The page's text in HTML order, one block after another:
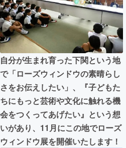
映像・映画
ビジネス・起業
まちづくり・地域活性化
CAMPFIRE for Social Good
CAMPFIREふるさと納税
自分が生まれ育った下関という地
で「ローズウィンドウの素晴らし
さをお伝えしたい」、『子どもた
ちにもっと芸術や文化に触れる機
会をつくってあげたい』という想
いがあり、11月にこの地でローズ
ウィンドウ展を開催いたします！